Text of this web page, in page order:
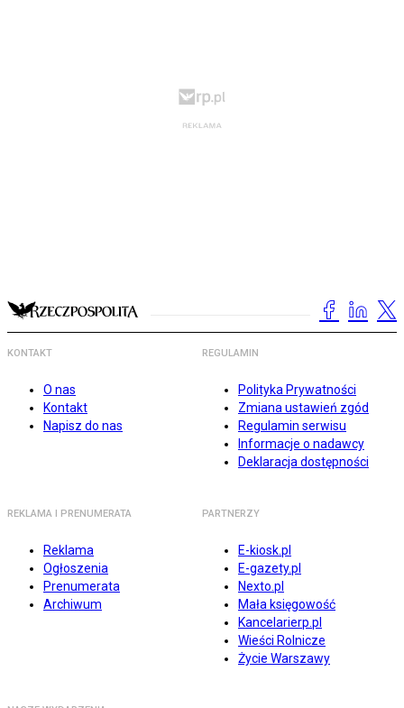
KONTAKT
O nas
Kontakt
Napisz do nas
REGULAMIN
Polityka Prywatności
Zmiana ustawień zgód
Regulamin serwisu
Informacje o nadawcy
Deklaracja dostępności
REKLAMA I PRENUMERATA
Reklama
Ogłoszenia
Prenumerata
Archiwum
PARTNERZY
E-kiosk.pl
E-gazety.pl
Nexto.pl
Mała księgowość
Kancelarierp.pl
Wieści Rolnicze
Życie Warszawy